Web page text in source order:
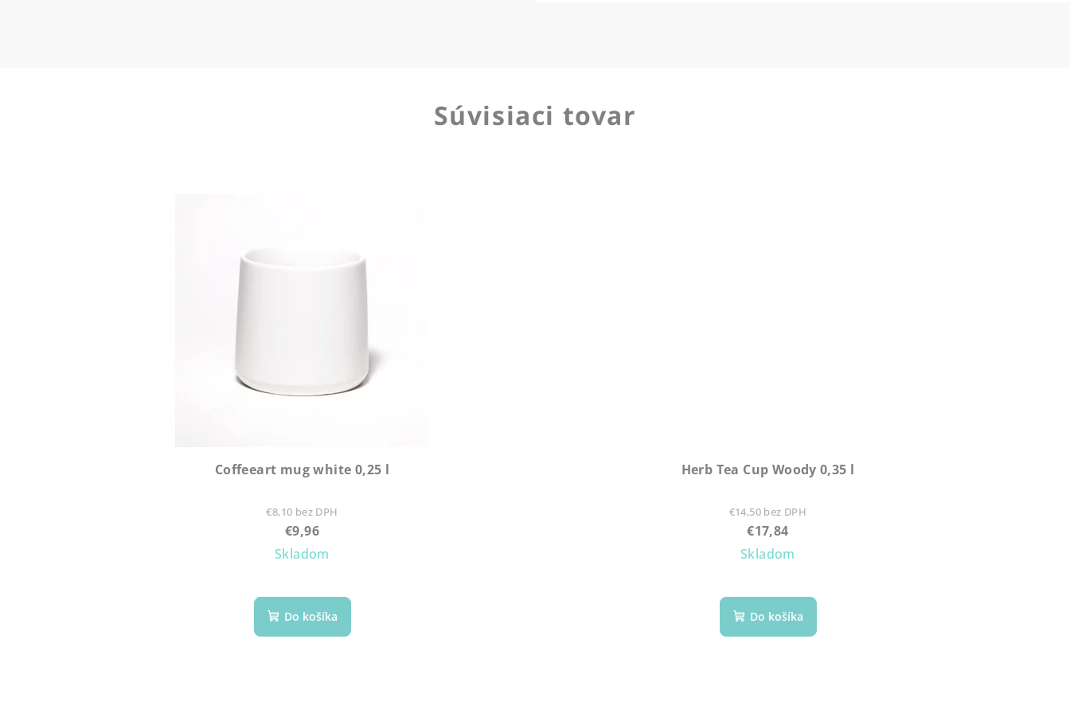
Súvisiaci tovar
Coffeeart mug white 0,25 l
€8,10 bez DPH
€9,96
Skladom
Do košíka
Herb Tea Cup Woody 0,35 l
€14,50 bez DPH
€17,84
Skladom
Do košíka